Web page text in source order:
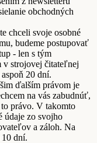
obchodných
chceli svoje osobné
budeme postupovať
- len s tým
v strojovej čitateľnej
20 dní.
ďalším právom je
na vás zabudnúť,
právo. V takomto
údaje zo svojho
a záloh. Na
10 dní.